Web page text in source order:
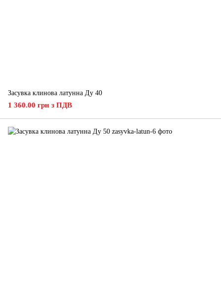
Засувка клинова латунна Ду 40
1 360.00 грн з ПДВ